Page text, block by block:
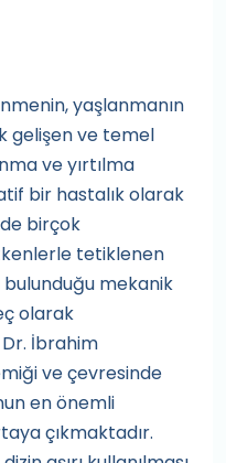
yaşlanmanın
gelişen ve temel
ve yırtılma
bir hastalık olarak
birçok
tetiklenen
bulunduğu mekanik
olarak
İbrahim
ve çevresinde
en önemli
çıkmaktadır.